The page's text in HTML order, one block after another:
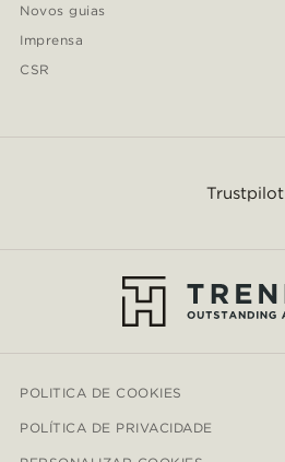
Novos guias
Imprensa
CSR
Trustpilot
POLITICA DE COOKIES
POLÍTICA DE PRIVACIDADE